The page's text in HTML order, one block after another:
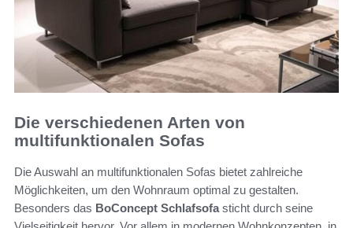
Die verschiedenen Arten von
multifunktionalen Sofas
Die Auswahl an multifunktionalen Sofas bietet zahlreiche
Möglichkeiten, um den Wohnraum optimal zu gestalten.
Besonders das BoConcept Schlafsofasticht durch seine